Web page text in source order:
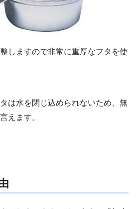
しますので非常に重厚なフタを使
は水を閉じ込められないため、無
えます。